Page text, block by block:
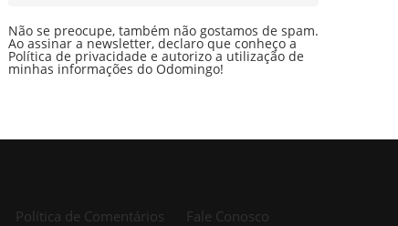
Não se preocupe, também não gostamos de spam.
Ao assinar a newsletter, declaro que conheço a
Política de privacidade e autorizo a utilização de
minhas informações do Odomingo!
Política de Comentários Fale Conosco